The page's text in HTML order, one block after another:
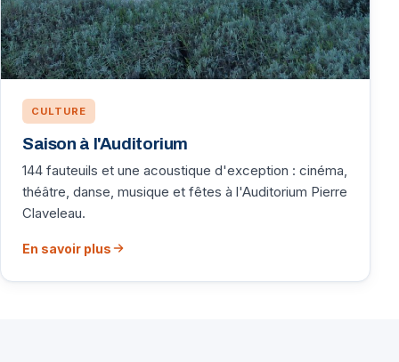
CULTURE
Saison à l'Auditorium
144 fauteuils et une acoustique d'exception : cinéma,
théâtre, danse, musique et fêtes à l'Auditorium Pierre
Claveleau.
En savoir plus